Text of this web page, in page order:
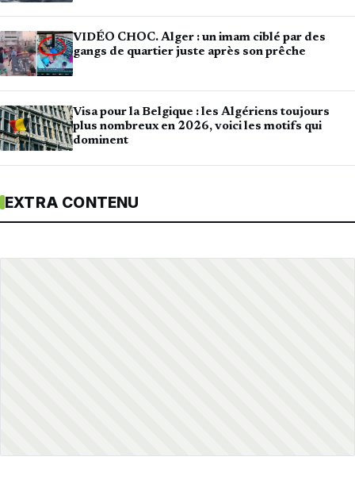
VIDÉO CHOC. Alger : un imam ciblé par des
gangs de quartier juste après son prêche
Visa pour la Belgique : les Algériens toujours
plus nombreux en 2026, voici les motifs qui
dominent
EXTRA CONTENU